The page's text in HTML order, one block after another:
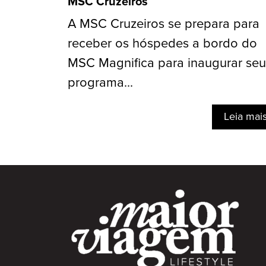
A MSC Cruzeiros se prepara para
receber os hóspedes a bordo do
MSC Magnifica para inaugurar seu
programa...
Leia